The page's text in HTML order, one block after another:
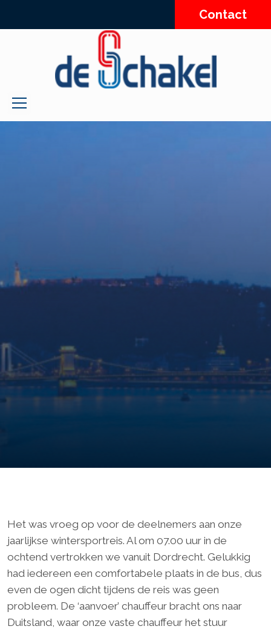
Contact
Het was vroeg op voor de deelnemers aan onze
jaarlijkse wintersportreis. Al om 07.00 uur in de
ochtend vertrokken we vanuit Dordrecht. Gelukkig
had iedereen een comfortabele plaats in de bus, dus
even de ogen dicht tijdens de reis was geen
probleem. De ‘aanvoer’ chauffeur bracht ons naar
Duitsland, waar onze vaste chauffeur het stuur